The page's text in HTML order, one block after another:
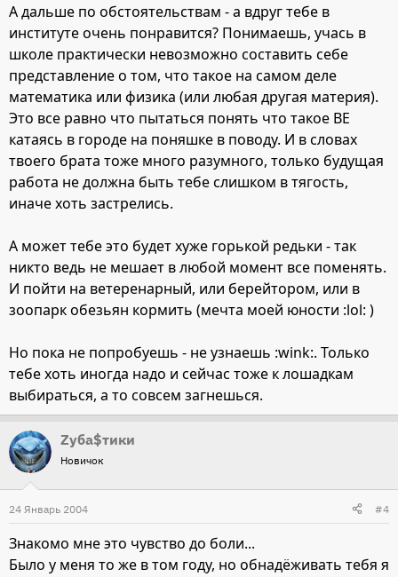
А дальше по обстоятельствам - а вдруг тебе в
институте очень понравится? Понимаешь, учась в
школе практически невозможно составить себе
представление о том, что такое на самом деле
математика или физика (или любая другая материя).
Это все равно что пытаться понять что такое ВЕ
катаясь в городе на поняшке в поводу. И в словах
твоего брата тоже много разумного, только будущая
работа не должна быть тебе слишком в тягость,
иначе хоть застрелись.
А может тебе это будет хуже горькой редьки - так
никто ведь не мешает в любой момент все поменять.
И пойти на ветеренарный, или берейтором, или в
зоопарк обезьян кормить (мечта моей юности :lol: )
Но пока не попробуешь - не узнаешь :wink:. Только
тебе хоть иногда надо и сейчас тоже к лошадкам
выбираться, а то совсем загнешься.
Zуба$тики
Новичок
24 Январь 2004 #4
Знакомо мне это чувство до боли...
Было у меня то же в том году, но обнадёживать тебя я